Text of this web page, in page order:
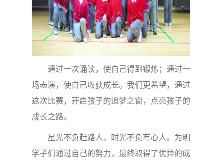
通过一次诵读，使自己得到锻炼；通过一
场表演，使自己收获成长。我们更希望，通过
这次比赛，开启孩子的追梦之窗，点亮孩子的
成长之路。
星光不负赶路人，时光不负有心人。为明
学子们通过自己的努力，最终取得了优异的成